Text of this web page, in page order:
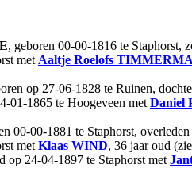
, geboren 00-00-1816 te Staphorst,
met Aaltje Roelofs
op 27-06-1828 te Ruinen,
01-1865 te Hoogeveen met Daniel
00-00-1881 te Staphorst,
met Klaas WIND, 36 jaar oud
op 24-04-1897 te Staphorst met